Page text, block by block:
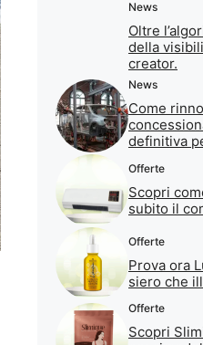
News
Oltre
della
creator.
News
Come
definitiva
Offerte
Scopri
subito il
Offerte
Prova ora
siero che
Offerte
Scopri